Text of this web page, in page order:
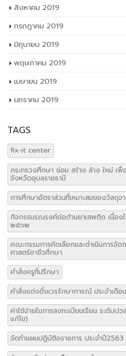
สิงหาคม 2019
กรกฎาคม 2019
มิถุนายน 2019
พฤษภาคม 2019
เมษายน 2019
มกราคม 2019
TAGS
fix-it center
กระทรวงศึกษา ซ่อม สร้าง ล้าง ใหม่ เ
จังหวัดอุบลราชธานี
การศึกษาอัตราส่วนที่เหมาะสมของวัสดุจ
กิจกรรมรณรงค์ต่อต้านยาเสพติด เนื่อง
๒๕๖๒
คณะกรรมการคัดเลือกและดำเนินการจัด
ศาสตร์อาชีวศึกษา
คำสั่งครูที่ปรึกษา
คำสั่งแต่งตั้งเวรรักษาการณ์ ประจำเดื
ค่าใช้จ่ายในการลงทะเบียนเรียน ระดับ
แก้ไข)
จัดทำแผนปฏิบัติอราชการ ประจำปี2563